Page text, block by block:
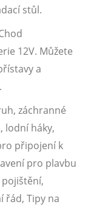
stůl.
12V. Můžete
a
záchranné
lodní háky,
připojení k
pro plavbu
řád, Tipy na